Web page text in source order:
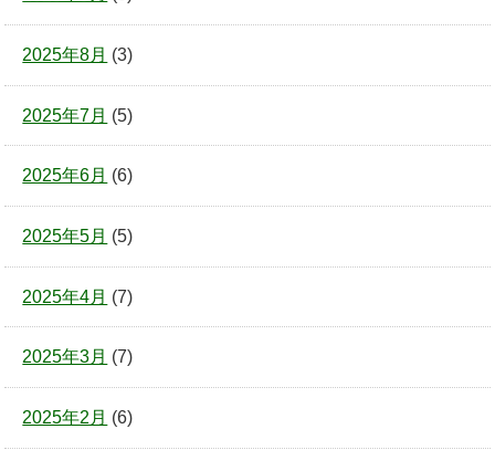
2025年8月 (3)
2025年7月 (5)
2025年6月 (6)
2025年5月 (5)
2025年4月 (7)
2025年3月 (7)
2025年2月 (6)